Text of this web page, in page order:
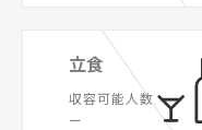
立食
収容可能人数
ー